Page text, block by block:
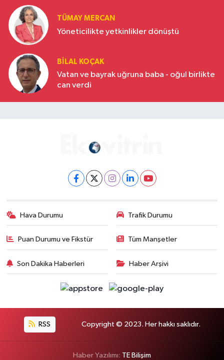
TÜMAY MERCAN
Yöneticilikte yetkinlikler dönüştü
BILAL KOÇAK
Vatan ve bayrak uğruna baba - oğul birlikte
can verdi
Hava Durumu Trafik Durumu
Puan Durumu ve Fikstür Tüm Manşetler
Son Dakika Haberleri Haber Arşivi
RSS Copyright © 2023. Her hakkı saklıdır.
Haber Yazılımı: TE Bilişim